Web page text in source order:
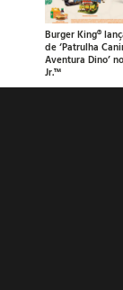
Burger King®
de ‘Patrulha
Aventura Dino’
Jr.™